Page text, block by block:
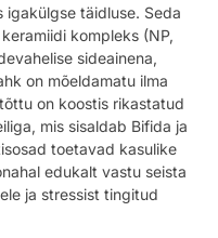
täidluse. Seda
kompleks (NP,
sideainena,
on mõeldamatu ilma
on koostis rikastatud
mis sisaldab Bifida ja
toetavad kasulike
edukalt vastu seista
ja stressist tingitud